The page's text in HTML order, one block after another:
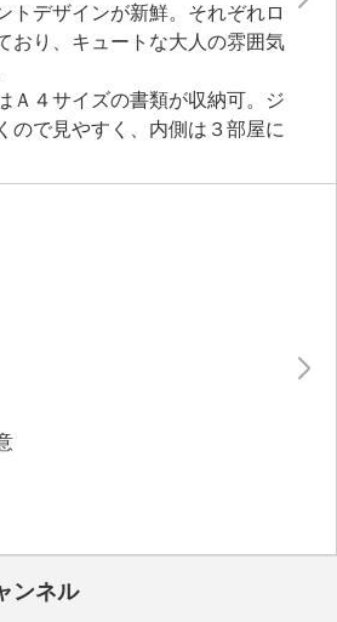
トデザインが新鮮。それぞれロ
おり、キュートな大人の雰囲気
Ａ４サイズの書類が収納可。ジ
ので見やすく、内側は３部屋に
トを豊富に配した整理整頓しや
ラバラになりがちな書類やカー
ておけば、必要な時に慌てずに
コンバッグではありません。耐
スナー
スナップ付１個、ファスナー付
ンネル